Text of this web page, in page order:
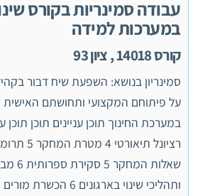
עבודה סמינריות בקורס
במערכות למידה
קורס 14018 , ציון 93
סמינריון בנושא: השפעת שיח דבור
על פיתוחם המקצועי ותחושתם